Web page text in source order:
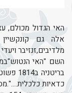
האי הגדול מכולם,
אלה גם
מלדיבים,זנזיבר
השם "האי
כדאיות